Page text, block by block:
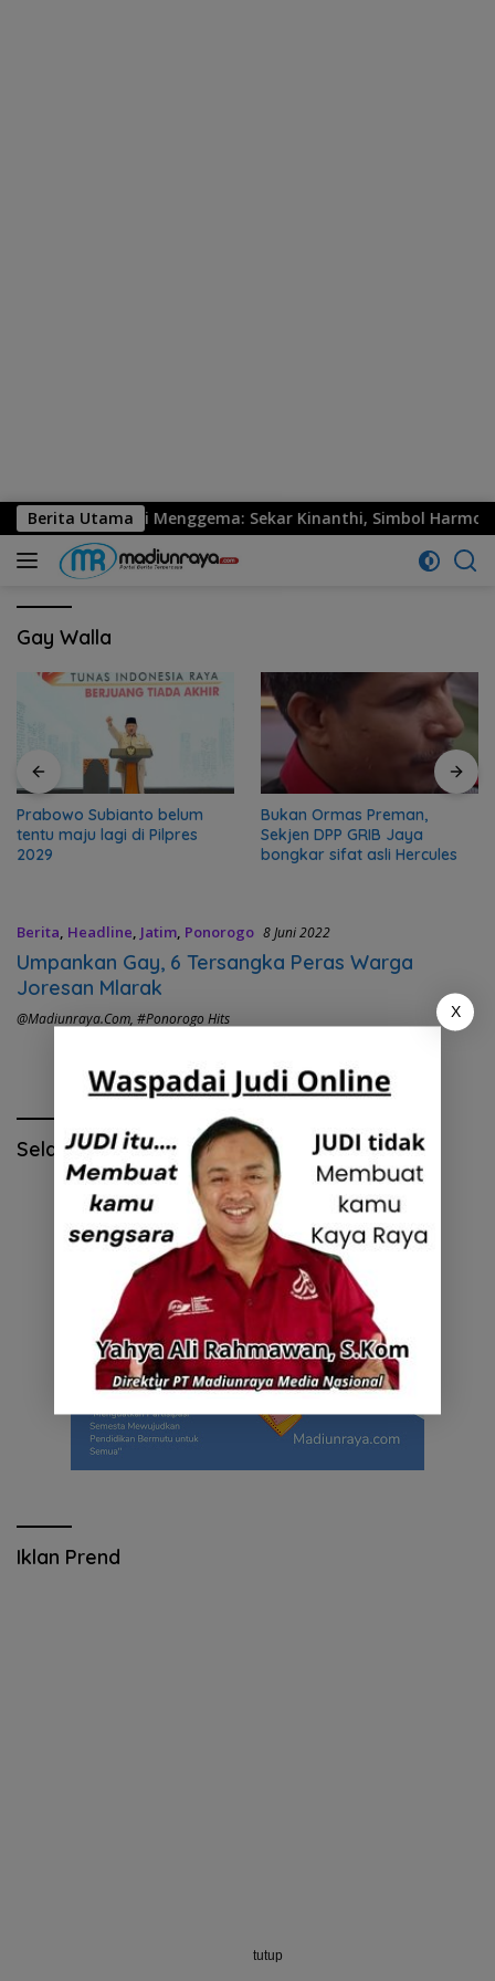
Berita Utama
Ponorogo Resmi Menggema: Sekar Kinanthi, Simbol Harmoni
Gay Walla
Prabowo Subianto belum
tentu maju lagi di Pilpres
2029
Bukan Ormas Preman,
Sekjen DPP GRIB Jaya
bongkar sifat asli Hercules
Berita, Headline, Jatim, Ponorogo 8 Juni 2022
Umpankan Gay, 6 Tersangka Peras Warga
Joresan Mlarak
@madiunraya.com, #Ponorogo Hits
Selamat Hari Pendidikan Nasional
Iklan Prend
tutup
X